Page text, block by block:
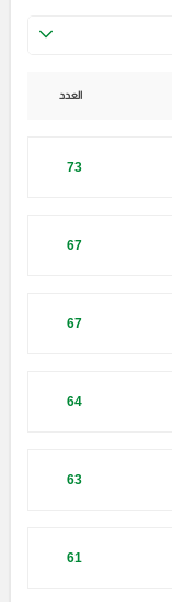
العدد
73
67
67
64
63
61